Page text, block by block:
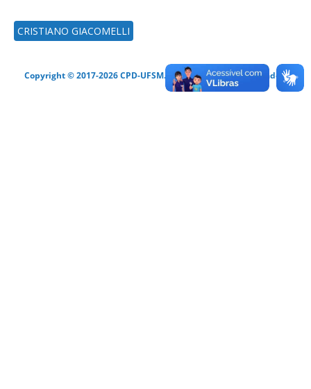
CRISTIANO GIACOMELLI
Copyright © 2017-2026 CPD-UFSM. Todos os direitos reservados.